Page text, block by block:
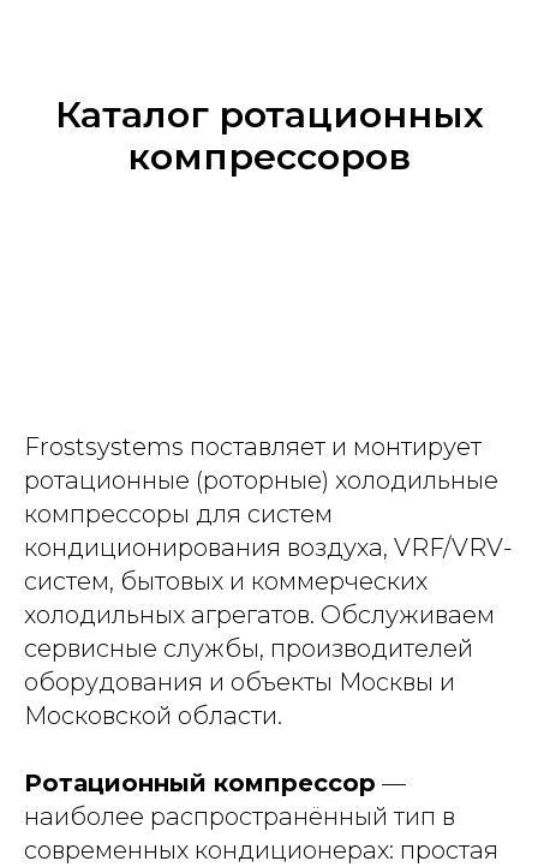
Каталог ротационных
компрессоров
Frostsystems поставляет и монтирует
ротационные (роторные) холодильные
компрессоры для систем
кондиционирования воздуха, VRF/VRV-
систем, бытовых и коммерческих
холодильных агрегатов. Обслуживаем
сервисные службы, производителей
оборудования и объекты Москвы и
Московской области.
Ротационный компрессор —
наиболее распространённый тип в
современных кондиционерах: простая